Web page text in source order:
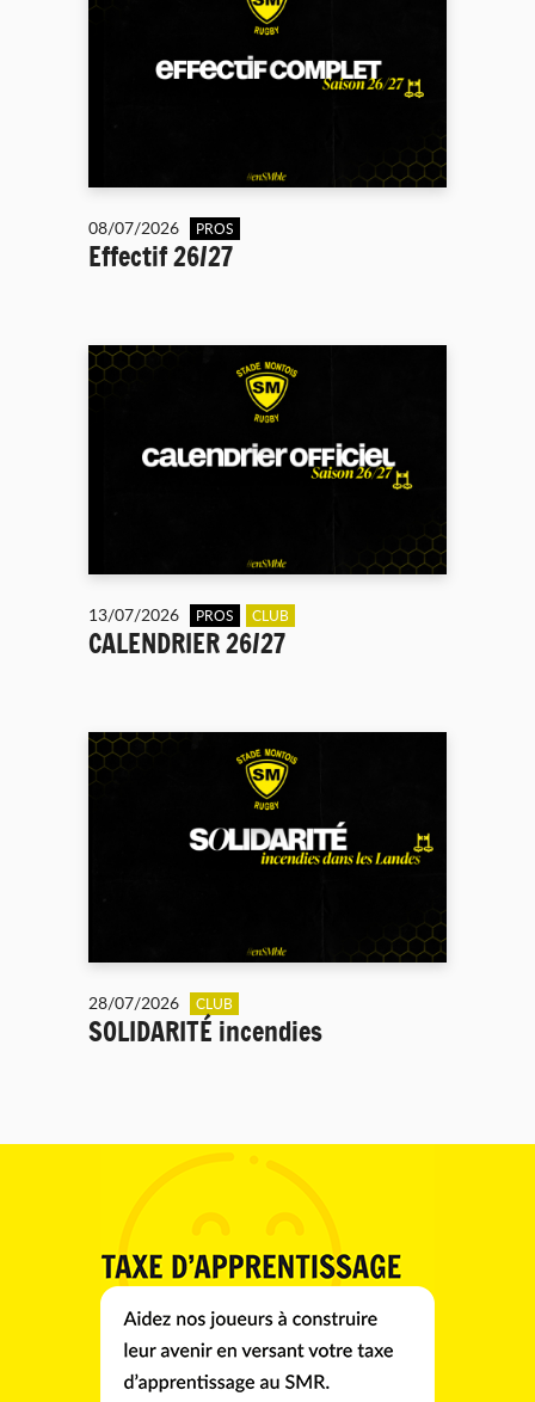
08/07/2026 PROS
Effectif 26/27
13/07/2026 PROS CLUB
CALENDRIER 26/27
28/07/2026 CLUB
SOLIDARITÉ incendies